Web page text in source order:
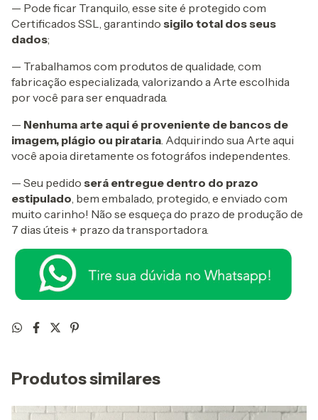
— Pode ficar Tranquilo, esse site é protegido com
Certificados SSL, garantindo sigilo total dos seus
dados;
— Trabalhamos com produtos de qualidade, com
fabricação especializada, valorizando a Arte escolhida
por você para ser enquadrada.
— Nenhuma arte aqui é proveniente de bancos de
imagem, plágio ou pirataria. Adquirindo sua Arte aqui
você apoia diretamente os fotográfos independentes.
— Seu pedido será entregue dentro do prazo
estipulado, bem embalado, protegido, e enviado com
muito carinho! Não se esqueça do prazo de produção de
7 dias úteis + prazo da transportadora.
Produtos similares